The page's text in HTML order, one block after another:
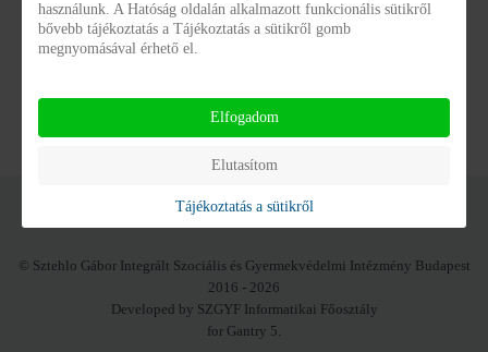
Kérelem Benyújtása
© Sztehlo Gábor Integrált Szociális és Gyermekvédelmi Intézmény Budapest
2016 - 2026
Developed by SZGYF Informatikai Főosztály
for Gantry 5.
használunk. A Hatóság oldalán alkalmazott funkcionális sütikről
bővebb tájékoztatás a Tájékoztatás a sütikről gomb
megnyomásával érhető el.
Elfogadom
Elutasítom
Tájékoztatás a sütikről